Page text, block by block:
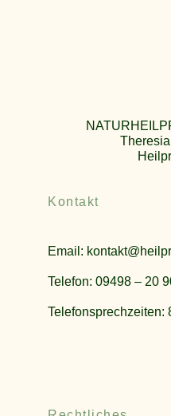
Kontakt
Email:
Telefon: 09498 – 20
Telefonsprechzeiten: